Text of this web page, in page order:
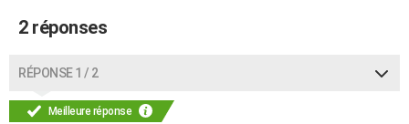
Bricolage
Lifestyle
Culture
Sport
Auto
Television
Voyage
Cinema
2 réponses
RÉPONSE 1 / 2
Meilleure réponse